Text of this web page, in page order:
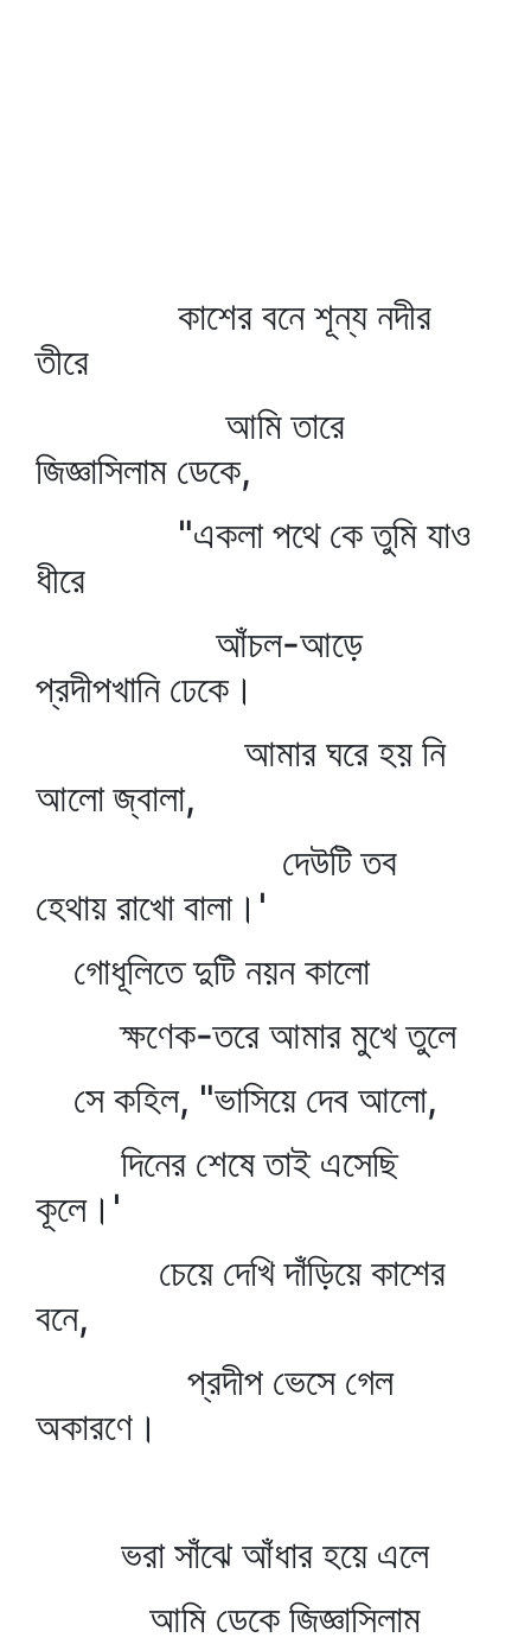
কাশের বনে শূন্য নদীর
তীরে
আমি তারে
জিজ্ঞাসিলাম ডেকে,
"একলা পথে কে তুমি যাও
ধীরে
আঁচল-আড়ে
প্রদীপখানি ঢেকে।
আমার ঘরে হয় নি
আলো জ্বালা,
দেউটি তব
হেথায় রাখো বালা।'
গোধূলিতে দুটি নয়ন কালো
ক্ষণেক-তরে আমার মুখে তুলে
সে কহিল, "ভাসিয়ে দেব আলো,
দিনের শেষে তাই এসেছি
কূলে।'
চেয়ে দেখি দাঁড়িয়ে কাশের
বনে,
প্রদীপ ভেসে গেল
অকারণে।
ভরা সাঁঝে আঁধার হয়ে এলে
আমি ডেকে জিজ্ঞাসিলাম